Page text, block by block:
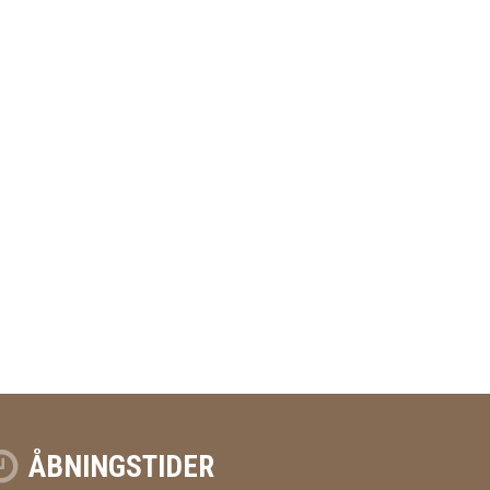
ÅBNINGSTIDER